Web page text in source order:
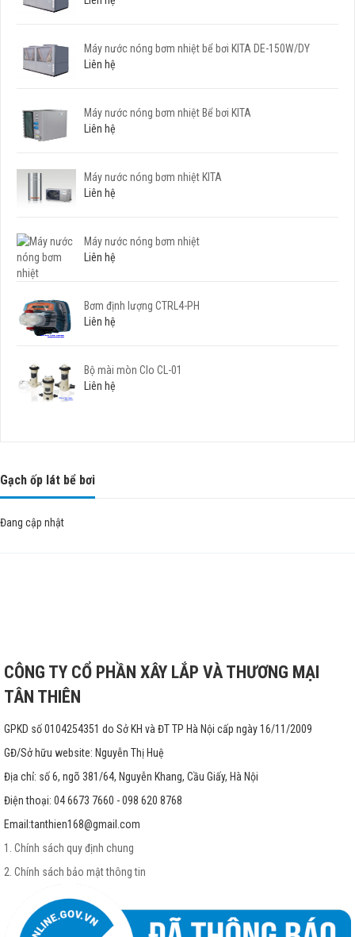
Máy nước nóng bơm nhiệt bể bơi KITA DE-150W/DY
Liên hệ
Máy nước nóng bơm nhiệt Bể bơi KITA
Liên hệ
Máy nước nóng bơm nhiệt KITA
Liên hệ
Máy nước nóng bơm nhiệt
Liên hệ
Bơm định lượng CTRL4-PH
Liên hệ
Bộ mài mòn Clo CL-01
Liên hệ
Gạch ốp lát bể bơi
Đang cập nhật
CÔNG TY CỔ PHẦN XÂY LẮP VÀ THƯƠNG MẠI
TÂN THIÊN
GPKD số 0104254351 do Sở KH và ĐT TP Hà Nội cấp ngày 16/11/2009
GĐ/Sở hữu website: Nguyễn Thị Huệ
Địa chỉ: số 6, ngõ 381/64, Nguyễn Khang, Cầu Giấy, Hà Nội
Điện thoại: 04 6673 7660 - 098 620 8768
Email:tanthien168@gmail.com
1. Chính sách quy định chung
2. Chính sách bảo mật thông tin